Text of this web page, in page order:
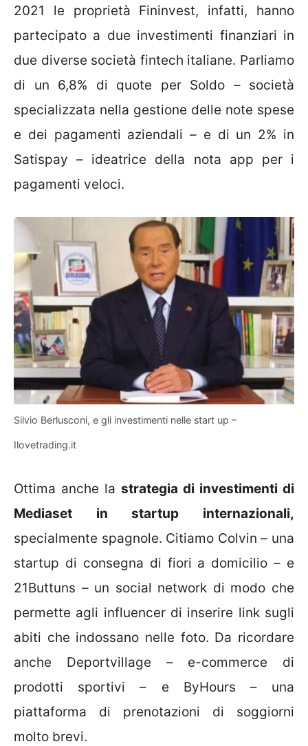
2021 le proprietà Fininvest, infatti, hanno
partecipato a due investimenti finanziari in
due diverse società fintech italiane. Parliamo
di un 6,8% di quote per Soldo – società
specializzata nella gestione delle note spese
e dei pagamenti aziendali – e di un 2% in
Satispay – ideatrice della nota app per i
pagamenti veloci.
Silvio Berlusconi, e gli investimenti nelle start up –
Ilovetrading.it
Ottima anche la strategia di investimenti di
Mediaset in startup internazionali,
specialmente spagnole. Citiamo Colvin – una
startup di consegna di fiori a domicilio – e
21Buttuns – un social network di modo che
permette agli influencer di inserire link sugli
abiti che indossano nelle foto. Da ricordare
anche Deportvillage – e-commerce di
prodotti sportivi – e ByHours – una
piattaforma di prenotazioni di soggiorni
molto brevi.